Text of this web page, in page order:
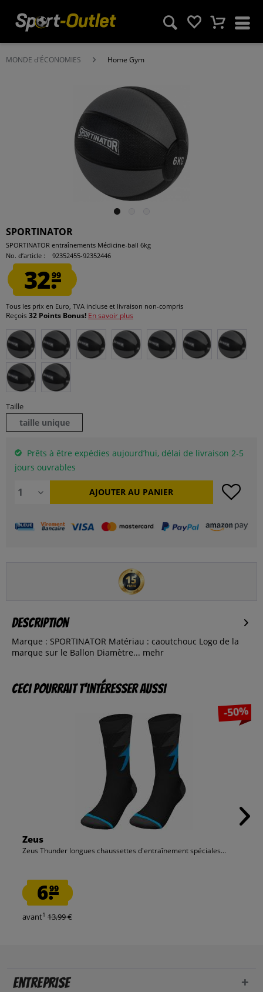
MONDE d'ÉCONOMIES Home Gym
SPORTINATOR
SPORTINATOR entraînements Médicine-ball 6kg
No. d’article :
92352455-92352446
32.99
Tous les prix en Euro, TVA incluse et livraison non-compris
Reçois 32 Points Bonus! En savoir plus
Taille
taille unique
Prêts à être expédies aujourd’hui, délai de livraison 2-5
jours ouvrables
AJOUTER AU PANIER
Description
Marque : SPORTINATOR Matériau : caoutchouc Logo de la
marque sur le Ballon Diamètre... mehr
Ceci pourrait t’intéresser aussi
-50%
Zeus
Zeus Thunder longues chaussettes d'entraînement spéciales...
6.99
avant1 13,99 €
Entreprise